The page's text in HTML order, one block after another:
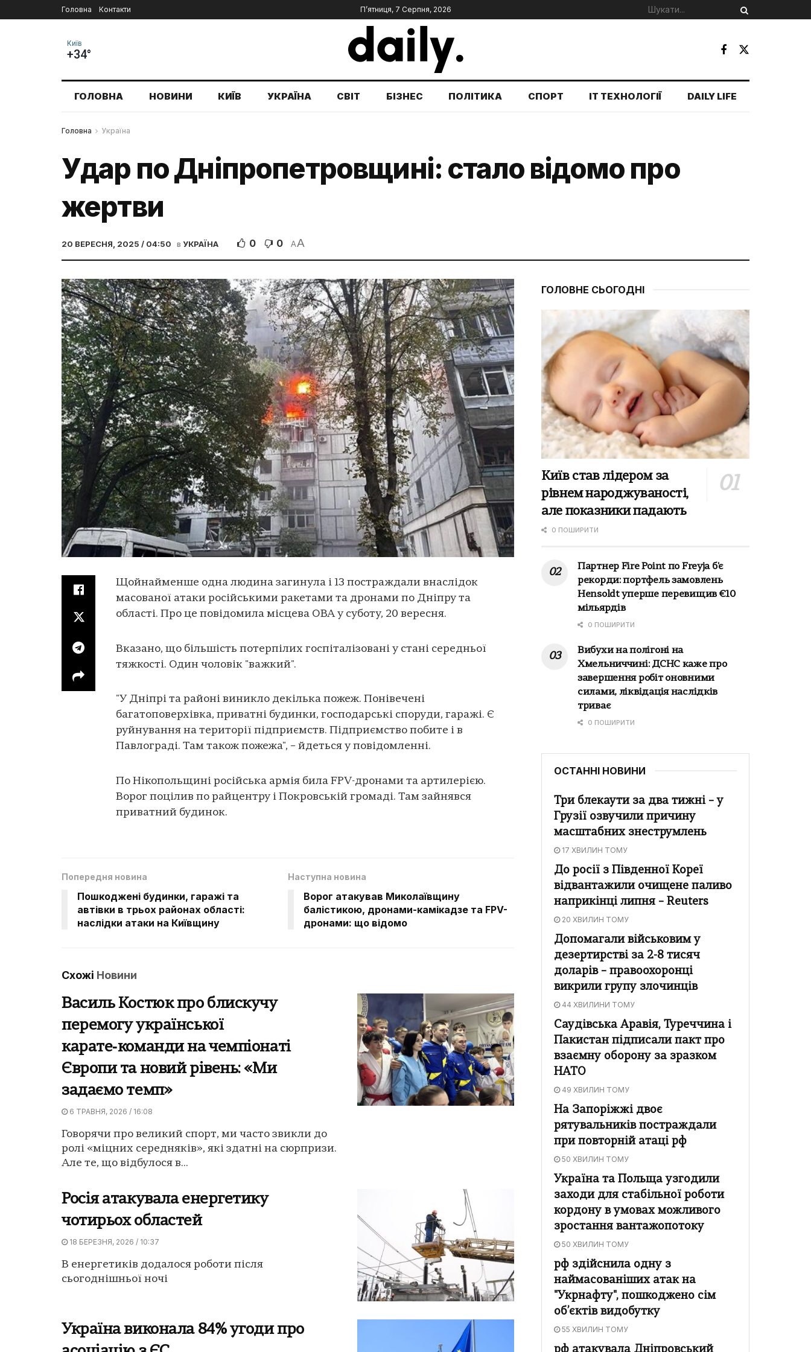
Головна Контакти П’ятниця, 7 Серпня, 2026
Київ
+34°
ГОЛОВНА НОВИНИ КИЇВ УКРАЇНА СВІТ БІЗНЕС ПОЛІТИКА СПОРТ IT ТЕХНОЛОГІЇ DAILY LIFE
Головна Україна
Удар по Дніпропетровщині: стало відомо про
жертви
20 ВЕРЕСНЯ, 2025 / 04:50 в УКРАЇНА 0 0 AA
Щойнайменше одна людина загинула і 13 постраждали внаслідок
масованої атаки російськими ракетами та дронами по Дніпру та
області. Про це повідомила місцева ОВА у суботу, 20 вересня.
Вказано, що більшість потерпілих госпіталізовані у стані середньої
тяжкості. Один чоловік "важкий".
"У Дніпрі та районі виникло декілька пожеж. Понівечені
багатоповерхівка, приватні будинки, господарські споруди, гаражі. Є
руйнування на території підприємств. Підприємство побите і в
Павлограді. Там також пожежа", – йдеться у повідомленні.
По Нікопольщині російська армія била FPV-дронами та артилерією.
Ворог поцілив по райцентру і Покровській громаді. Там зайнявся
приватний будинок.
Попередня новина
Пошкоджені будинки, гаражі та
автівки в трьох районах області:
наслідки атаки на Київщину
Наступна новина
Ворог атакував Миколаївщину
балістикою, дронами-камікадзе та FPV-
дронами: що відомо
Схожі Новини
Василь Костюк про блискучу
перемогу української
карате‑команди на чемпіонаті
Європи та новий рівень: «Ми
задаємо темп»
6 ТРАВНЯ, 2026 / 16:08
Говорячи про великий спорт, ми часто звикли до
ролі «міцних середняків», які здатні на сюрпризи.
Але те, що відбулося в...
Росія атакувала енергетику
чотирьох областей
18 БЕРЕЗНЯ, 2026 / 10:37
В енергетиків додалося роботи після
сьогоднішньої ночі
Україна виконала 84% угоди про
ГОЛОВНЕ СЬОГОДНІ
Київ став лідером за
рівнем народжуваності,
але показники падають
0 ПОШИРИТИ
Партнер Fire Point по Freyja б'є
рекорди: портфель замовлень
Hensoldt уперше перевищив €10
мільярдів
0 ПОШИРИТИ
Вибухи на полігоні на
Хмельниччині: ДСНС каже про
завершення робіт оновними
силами, ліквідація наслідків
триває
0 ПОШИРИТИ
ОСТАННІ НОВИНИ
Три блекаути за два тижні – у
Грузії озвучили причину
масштабних знеструмлень
17 ХВИЛИН ТОМУ
До росії з Південної Кореї
відвантажили очищене паливо
наприкінці липня – Reuters
20 ХВИЛИН ТОМУ
Допомагали військовим у
дезертирстві за 2-8 тисяч
доларів – правоохоронці
викрили групу злочинців
44 ХВИЛИНИ ТОМУ
Саудівська Аравія, Туреччина і
Пакистан підписали пакт про
взаємну оборону за зразком
НАТО
49 ХВИЛИН ТОМУ
На Запоріжжі двоє
рятувальників постраждали
при повторній атаці рф
50 ХВИЛИН ТОМУ
Україна та Польща узгодили
заходи для стабільної роботи
кордону в умовах можливого
зростання вантажопотоку
50 ХВИЛИН ТОМУ
рф здійснила одну з
наймасованіших атак на
"Укрнафту", пошкоджено сім
об’єктів видобутку
55 ХВИЛИН ТОМУ